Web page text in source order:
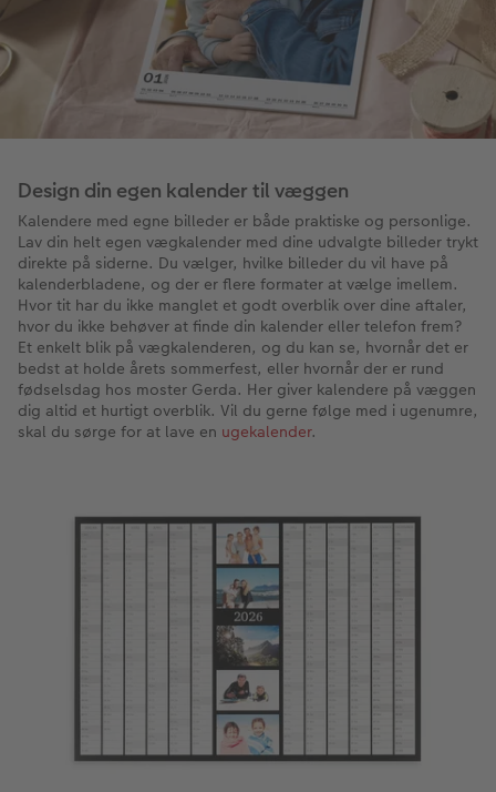
Design din egen kalender til væggen
Kalendere med egne billeder er både praktiske og personlige.
Lav din helt egen vægkalender med dine udvalgte billeder trykt
direkte på siderne. Du vælger, hvilke billeder du vil have på
kalenderbladene, og der er flere formater at vælge imellem.
Hvor tit har du ikke manglet et godt overblik over dine aftaler,
hvor du ikke behøver at finde din kalender eller telefon frem?
Et enkelt blik på vægkalenderen, og du kan se, hvornår det er
bedst at holde årets sommerfest, eller hvornår der er rund
fødselsdag hos moster Gerda. Her giver kalendere på væggen
dig altid et hurtigt overblik. Vil du gerne følge med i ugenumre,
skal du sørge for at lave en ugekalender.